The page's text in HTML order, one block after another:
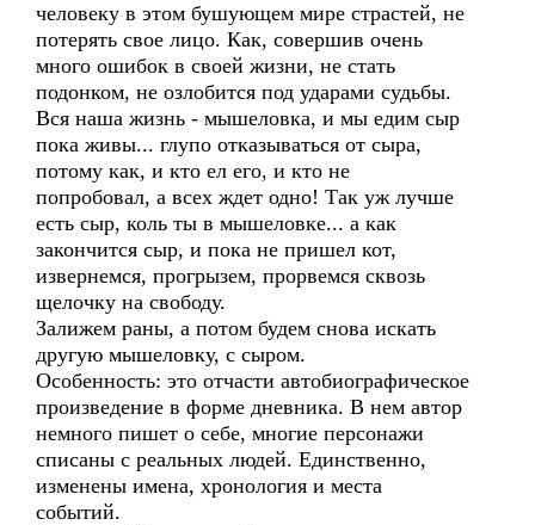
человеку в этом бушующем мире страстей, не
потерять свое лицо. Как, совершив очень
много ошибок в своей жизни, не стать
подонком, не озлобится под ударами судьбы.
Вся наша жизнь - мышеловка, и мы едим сыр
пока живы... глупо отказываться от сыра,
потому как, и кто ел его, и кто не
попробовал, а всех ждет одно! Так уж лучше
есть сыр, коль ты в мышеловке... а как
закончится сыр, и пока не пришел кот,
извернемся, прогрызем, прорвемся сквозь
щелочку на свободу.
Залижем раны, а потом будем снова искать
другую мышеловку, с сыром.
Особенность: это отчасти автобиографическое
произведение в форме дневника. В нем автор
немного пишет о себе, многие персонажи
списаны с реальных людей. Единственно,
изменены имена, хронология и места
событий.